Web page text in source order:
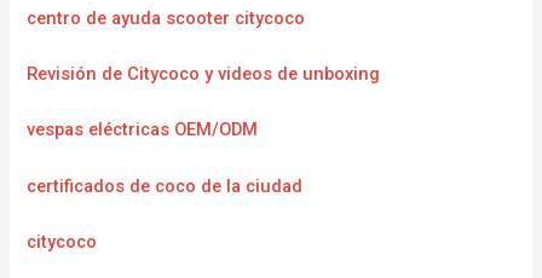
centro de ayuda scooter citycoco
Revisión de Citycoco y videos de unboxing
vespas eléctricas OEM/ODM
certificados de coco de la ciudad
citycoco